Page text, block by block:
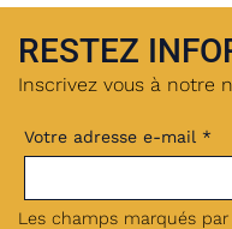
RESTEZ
Inscrivez vous à notre
Votre adresse e-mail *
Les champs marqués par